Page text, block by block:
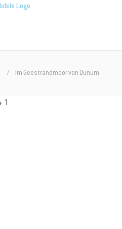
Im Geestrandmoor von Dunum